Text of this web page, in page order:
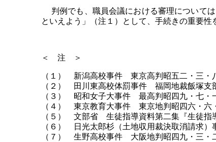
判例でも、職員会議における審理について
といえよう」（注１）として、手続きの重要性
＜ 注 ＞
（１） 新潟高校事件 東京高判昭五二・三・
（２） 田川東高校体罰事件 福岡地裁飯塚支
（３） 昭和女子大事件 最高判昭四九・七・
（４） 東京教育大事件 東京地判昭四六・六
（５） 文部省 生徒指導資料第二集『生徒指
（６） 日光太郎杉（土地収用裁決取消請求
（７） 生野高校事件 大阪地判昭四九・三・